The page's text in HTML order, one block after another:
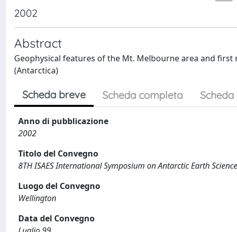
2002
Abstract
Geophysical features of the Mt. Melbourne area and
(Antarctica)
Scheda breve Scheda completa
Anno di pubblicazione
2002
Titolo del Convegno
8TH ISAES International Symposium on Antarctic Earth
Luogo del Convegno
Wellington
Data del Convegno